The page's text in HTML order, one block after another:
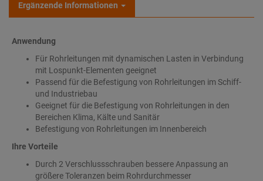
Ergänzende Informationen
Anwendung
Für Rohrleitungen mit dynamischen Lasten in Verbindung
mit Lospunkt-Elementen geeignet
Passend für die Befestigung von Rohrleitungen im Schiff-
und Industriebau
Geeignet für die Befestigung von Rohrleitungen in den
Bereichen Klima, Kälte und Sanitär
Befestigung von Rohrleitungen im Innenbereich
Ihre Vorteile
Durch 2 Verschlussschrauben bessere Anpassung an
größere Toleranzen beim Rohrdurchmesser